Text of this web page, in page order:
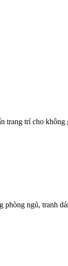
trang trí cho
phòng ngủ, tranh